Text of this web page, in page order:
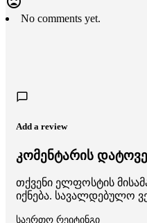
No comments yet.
Add a review
კომენტარის
თქვენი ელფოსტის
იქნება. სავალდებულო
საერთო რეიტინგი